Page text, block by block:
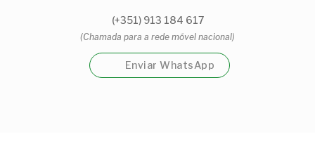
(+351) 913 184 617
(Chamada para a rede móvel nacional)
Enviar WhatsApp